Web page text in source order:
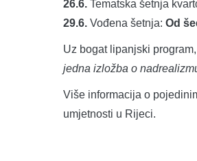
26.6. Tematska šetnja
29.6. Vođena šetnja: Od
Uz bogat lipanjski
jedna izložba o
Više informacija o
umjetnosti u Rijeci.